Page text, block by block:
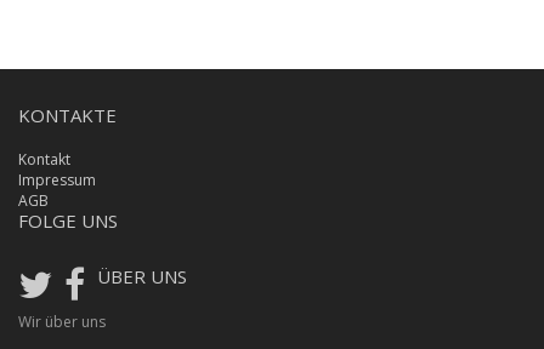
KONTAKTE
Kontakt
Impressum
AGB
FOLGE UNS
ÜBER UNS
Wir über uns